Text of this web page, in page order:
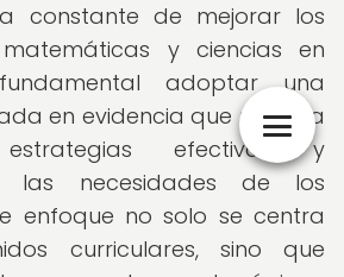
constante de mejorar los
y ciencias en
adoptar una
en evidencia que permita
estrategias efectivas y
las necesidades de los
enfoque no solo se centra
curriculares, sino que